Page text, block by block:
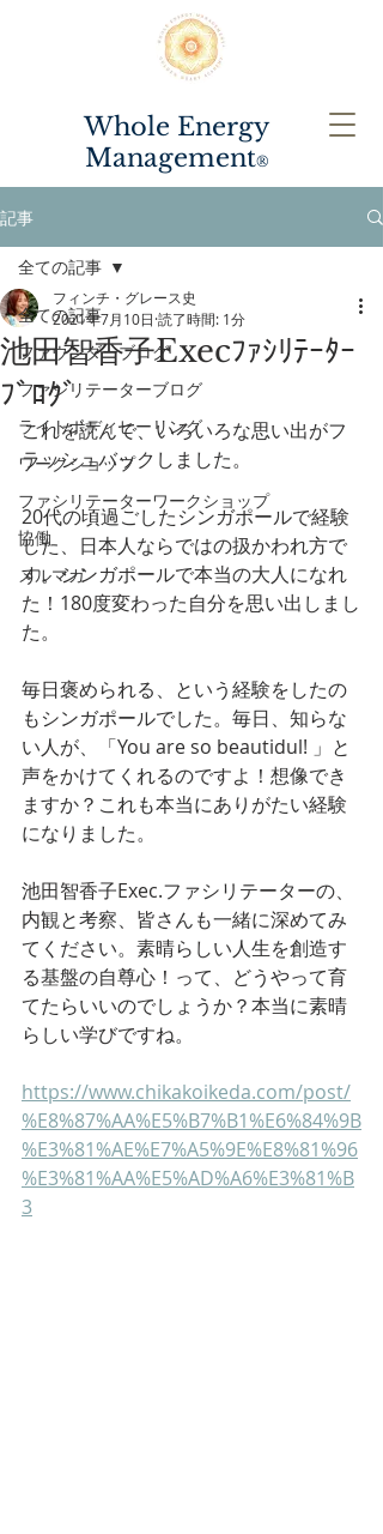
Whole Energy
Management®️
記事
全ての記事
ファウンダーブログ
ファシリテーターブログ
ライトボディヒーリング
ワークショップ
ファシリテーターワークショップ
協働
メルマガ
全ての記事
池田智香子Execﾌｧｼﾘﾃｰﾀｰ
ﾌﾞﾛｸﾞ
フィンチ・グレース史
2021年7月10日 読了時間: 1分
これを読んで、いろいろな思い出がフ
ラッシュバックしました。
20代の頃過ごしたシンガポールで経験
した、日本人ならではの扱かわれ方で
す。シンガポールで本当の大人になれ
た！180度変わった自分を思い出しまし
た。
毎日褒められる、という経験をしたの
もシンガポールでした。毎日、知らな
い人が、「You are so beautidul! 」と
声をかけてくれるのですよ！想像でき
ますか？これも本当にありがたい経験
になりました。
池田智香子Exec.ファシリテーターの、
内観と考察、皆さんも一緒に深めてみ
てください。素晴らしい人生を創造す
る基盤の自尊心！って、どうやって育
てたらいいのでしょうか？本当に素晴
らしい学びですね。
https://www.chikakoikeda.com/post/
%E8%87%AA%E5%B7%B1%E6%84%9B
%E3%81%AE%E7%A5%9E%E8%81%96
%E3%81%AA%E5%AD%A6%E3%81%B
3